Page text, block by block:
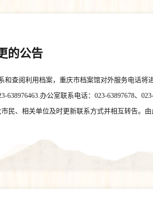
的公告
查阅利用档案，重庆市档案馆对外服务电话
638976463.办公室联系电话：023-63897678、
民、相关单位及时更新联系方式并相互转告。